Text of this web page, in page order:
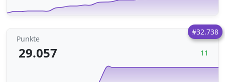
#32.738
Punkte
29.057 11